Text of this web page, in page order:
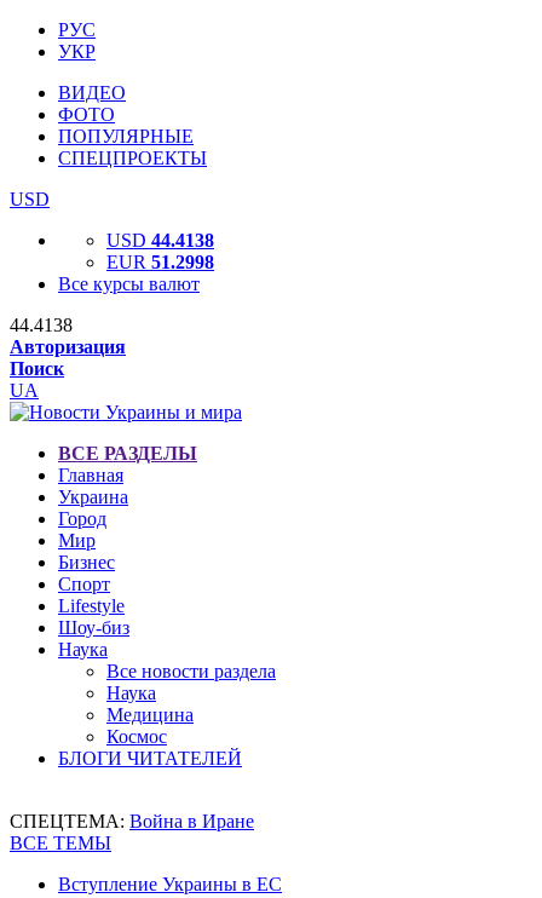
РУС
УКР
ВИДЕО
ФОТО
ПОПУЛЯРНЫЕ
СПЕЦПРОЕКТЫ
USD
USD 44.4138
EUR 51.2998
Все курсы валют
44.4138
Авторизация
Поиск
UA
ВСЕ РАЗДЕЛЫ
Главная
Украина
Город
Мир
Бизнес
Спорт
Lifestyle
Шоу-биз
Наука
Все новости раздела
Наука
Медицина
Космос
БЛОГИ ЧИТАТЕЛЕЙ
СПЕЦТЕМА: Война в Иране
ВСЕ ТЕМЫ
Вступление Украины в ЕС